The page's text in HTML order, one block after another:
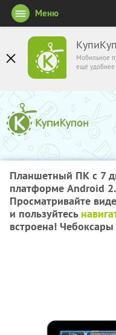
Мобильное
ещё удобнее
Меню
Планшетный ПК с 7
платформе Android
Просматривайте
и пользуйтесь
встроена! Чебоксары